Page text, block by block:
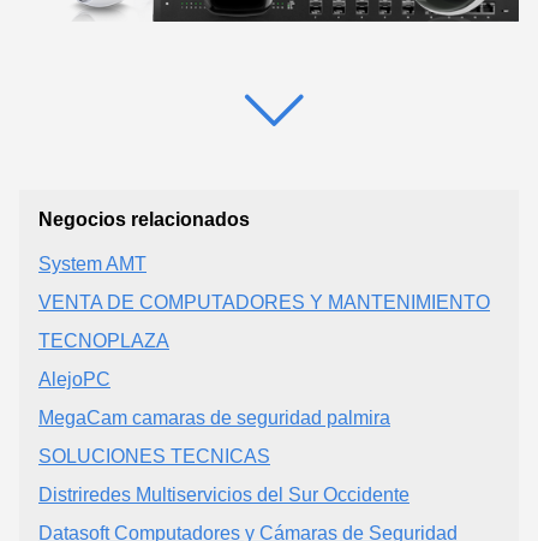
Negocios relacionados
System AMT
VENTA DE COMPUTADORES Y MANTENIMIENTO
TECNOPLAZA
AlejoPC
MegaCam camaras de seguridad palmira
SOLUCIONES TECNICAS
Distriredes Multiservicios del Sur Occidente
Datasoft Computadores y Cámaras de Seguridad